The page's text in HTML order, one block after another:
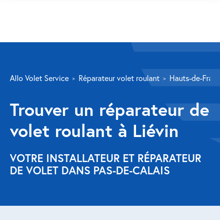
Volet roulant
Réparation
Volet roulant Velux
Réparation store banne
Allo Volet Service Réparateur volet roulant Hauts-de-
Trouver un réparateur de
volet roulant à Liévin
VOTRE INSTALLATEUR ET RÉPARATEUR
DE VOLET DANS PAS-DE-CALAIS